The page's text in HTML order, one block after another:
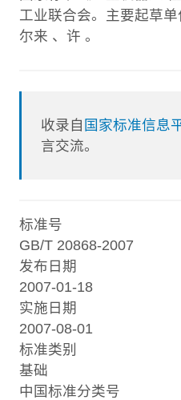
工业联合会。主要起草
尔来 、许 。
收录自 国家标准信息
言交流。
标准号
GB/T 20868-2007
发布日期
2007-01-18
实施日期
2007-08-01
标准类别
基础
中国标准分类号